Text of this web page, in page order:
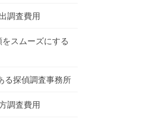
調査費用
スムーズにする
る探偵調査事務所
調査費用